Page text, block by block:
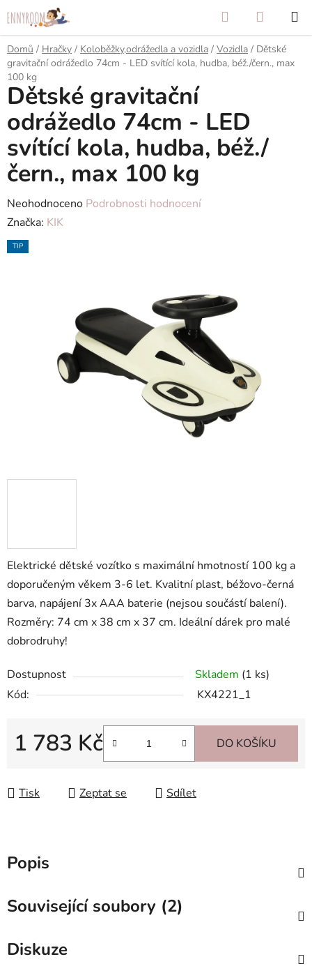
na
obsah
Hledat
KOŠÍK
Domů / Hračky / Koloběžky,odrážedla a vozidla / Vozidla / Dětské
gravitační odrážedlo 74cm - LED svítící kola, hudba, béž./čern., max
100 kg
Elektrické dětské vozítko s maximální hmotností 100 kg a
doporučeným věkem 3-6 let. Kvalitní plast, béžovo-černá
barva, napájení 3x AAA baterie (nejsou součástí balení).
Rozměry: 74 cm x 38 cm x 37 cm. Ideální dárek pro malé
dobrodruhy!
Dostupnost Skladem (1 ks)
Kód:
KX4221_1
1 783 Kč DO KOŠÍKU
Tisk Zeptat se Sdílet
Dětské gravitační
odrážedlo 74cm - LED
svítící kola, hudba, béž./
čern., max 100 kg
Průměrné
hodnocení
produktu
Neohodnoceno Podrobnosti hodnocení
Značka: KIK
TIP
Popis
Související soubory (2)
Diskuze